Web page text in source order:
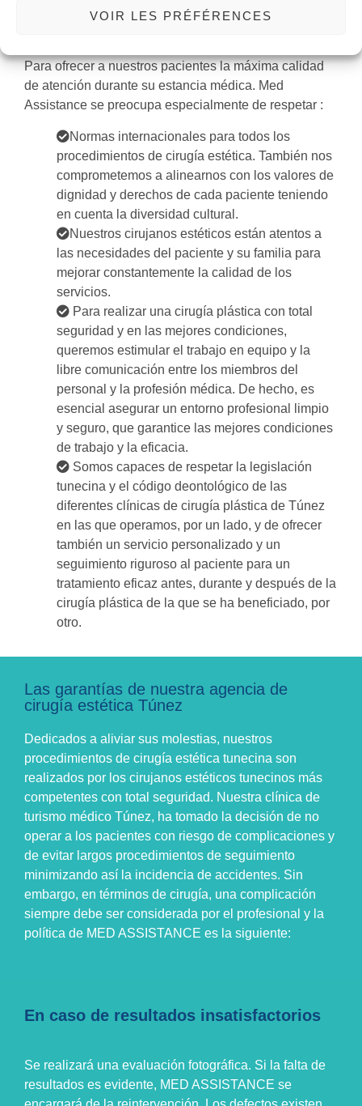
VOIR LES PRÉFÉRENCES
Para ofrecer a nuestros pacientes la máxima calidad
de atención durante su estancia médica. Med
Assistance se preocupa especialmente de respetar :
Normas internacionales para todos los
procedimientos de cirugía estética. También nos
comprometemos a alinearnos con los valores de
dignidad y derechos de cada paciente teniendo
en cuenta la diversidad cultural.
Nuestros cirujanos estéticos están atentos a
las necesidades del paciente y su familia para
mejorar constantemente la calidad de los
servicios.
Para realizar una cirugía plástica con total
seguridad y en las mejores condiciones,
queremos estimular el trabajo en equipo y la
libre comunicación entre los miembros del
personal y la profesión médica. De hecho, es
esencial asegurar un entorno profesional limpio
y seguro, que garantice las mejores condiciones
de trabajo y la eficacia.
Somos capaces de respetar la legislación
tunecina y el código deontológico de las
diferentes clínicas de cirugía plástica de Túnez
en las que operamos, por un lado, y de ofrecer
también un servicio personalizado y un
seguimiento riguroso al paciente para un
tratamiento eficaz antes, durante y después de la
cirugía plástica de la que se ha beneficiado, por
otro.
Las garantías de nuestra agencia de
cirugía estética Túnez
Dedicados a aliviar sus molestias, nuestros
procedimientos de cirugía estética tunecina son
realizados por los cirujanos estéticos tunecinos más
competentes con total seguridad. Nuestra clínica de
turismo médico Túnez, ha tomado la decisión de no
operar a los pacientes con riesgo de complicaciones y
de evitar largos procedimientos de seguimiento
minimizando así la incidencia de accidentes. Sin
embargo, en términos de cirugía, una complicación
siempre debe ser considerada por el profesional y la
política de MED ASSISTANCE es la siguiente:
En caso de resultados insatisfactorios
Se realizará una evaluación fotográfica. Si la falta de
resultados es evidente, MED ASSISTANCE se